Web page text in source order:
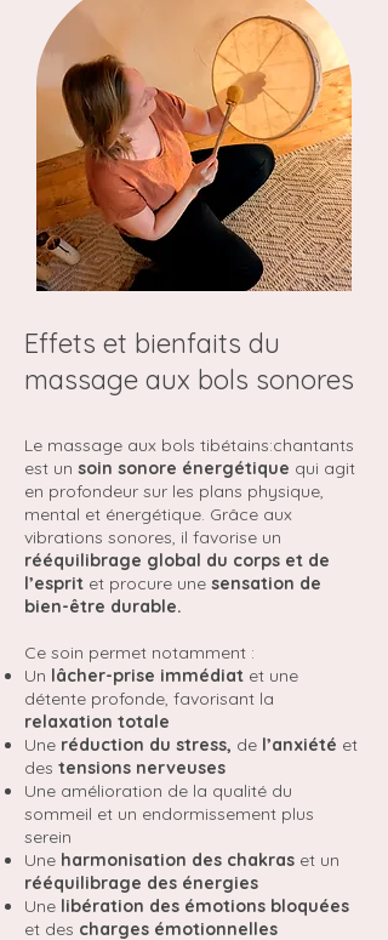
Effets et bienfaits du
massage aux bols sonores
Le massage aux bols tibétains:chantants
est un soin sonore énergétique qui agit
en profondeur sur les plans physique,
mental et énergétique. Grâce aux
vibrations sonores, il favorise un
rééquilibrage global du corps et de
l’esprit et procure une sensation de
bien-être durable.
Ce soin permet notamment :
Un lâcher-prise immédiat et une
détente profonde, favorisant la
relaxation totale
Une réduction du stress, de l’anxiété et
des tensions nerveuses
Une amélioration de la qualité du
sommeil et un endormissement plus
serein
Une harmonisation des chakras et un
rééquilibrage des énergies
Une libération des émotions bloquées
et des charges émotionnelles